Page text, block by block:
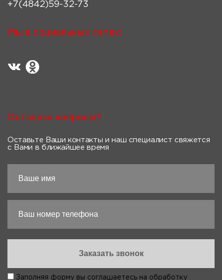
+7(4842)59-32-73
Мы в социальных сетях:
Остались вопросы?
Оставьте Ваши контакты и наш специалист свяжется
с Вами в ближайшее время
Заполняя форму вы соглашаетесь на обработку